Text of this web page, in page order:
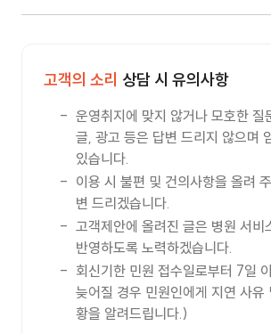
고객의 소리 상담 시 유의사항
운영취지에 맞지 않거나 모호한 질
글, 광고 등은 답변 드리지 않으며
있습니다.
이용 시 불편 및 건의사항을 올려
변 드리겠습니다.
고객제안에 올려진 글은 병원 서비
반영하도록 노력하겠습니다.
회신기한 민원 접수일로부터 7일
늦어질 경우 민원인에게 지연 사유
황을 알려드립니다.)